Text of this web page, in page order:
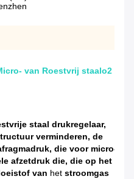
van Roestvrij staalo2
staal drukregelaar,
verminderen, de
die voor micro-
afzetdruk die, die op het
van het stroomgas